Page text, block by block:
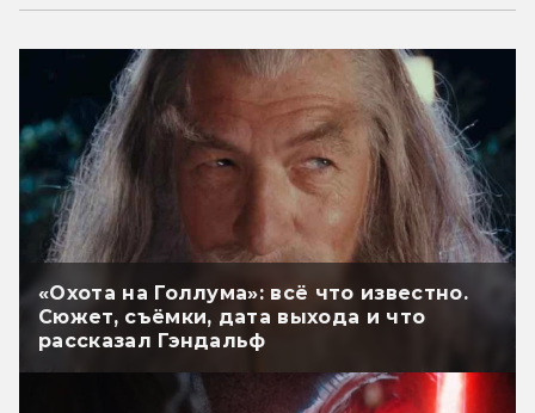
«Охота на Голлума»: всё что известно.
Сюжет, съёмки, дата выхода и что
рассказал Гэндальф